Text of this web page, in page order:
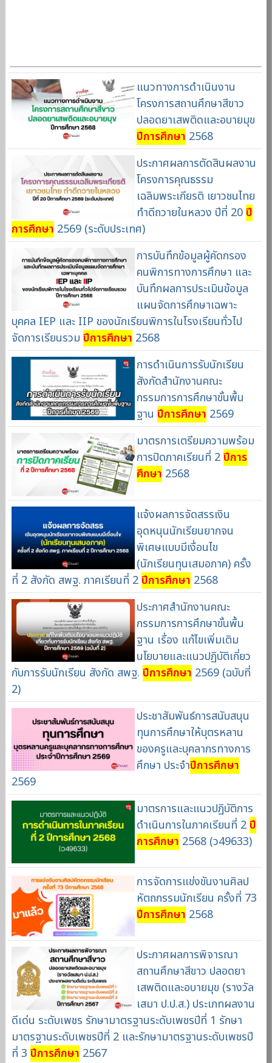
แนวทางการดำเนินงาน
โครงการสถานศึกษาสีขาว
ปลอดยาเสพติดและอบายมุข
ปีการศึกษา 2568
ประกาศผลการตัดสินผลงาน
โครงการคุณธรรม
เฉลิมพระเกียรติ เยาวชนไทย
ทำดีถวายในหลวง ปีที่ 20ปี
การศึกษา 2569 (ระดับประเทศ)
การบันทึกข้อมูลผู้คัดกรอง
คนพิการทางการศึกษา และ
บันทึกผลการประเมินข้อมูล
แผนจัดการศึกษาเฉพาะ
บุคคล IEP และ IIP ของนักเรียนพิการในโรงเรียนทั่วไป
จัดการเรียนรวมปีการศึกษา 2568
การดำเนินการรับนักเรียน
สังกัดสำนักงานคณะ
กรรมการการศึกษาขั้นพื้น
ฐาน ปีการศึกษา 2569
มาตรการเตรียมความพร้อม
การปิดภาคเรียนที่ 2ปีการ
ศึกษา 2568
แจ้งผลการจัดสรรเงิน
อุดหนุนนักเรียนยากจน
พิเศษแบบมีเงื่อนไข
(นักเรียนทุนเสมอภาค) ครั้ง
ที่ 2 สังกัด สพฐ. ภาคเรียนที่ 2ปีการศึกษา 2568
ประกาศสำนักงานคณะ
กรรมการการศึกษาขั้นพื้น
ฐาน เรื่อง แก้ไขเพิ่มเติม
นโยบายและแนวปฏิบัติเกี่ยว
กับการรับนักเรียน สังกัด สพฐ.ปีการศึกษา 2569 (ฉบับที่
2)
ประชาสัมพันธ์การสนับสนุน
ทุนการศึกษาให้บุตรหลาน
ของครูและบุคลากรทางการ
ศึกษา ประจำปีการศึกษา
2569
มาตรการและแนวปฏิบัติการ
ดำเนินการในภาคเรียนที่ 2ปี
การศึกษา 2568 (ว49633)
การจัดการแข่งขันงานศิลป
หัตถกรรมนักเรียน ครั้งที่ 73
ปีการศึกษา 2568
ประกาศผลการพิจารณา
สถานศึกษาสีขาว ปลอดยา
เสพติดและอบายมุข (รางวัล
เสมา ป.ป.ส.) ประเภทผลงาน
ดีเด่น ระดับเพชร รักษามาตรฐานระดับเพชรปีที่ 1 รักษา
มาตรฐานระดับเพชรปีที่ 2 และรักษามาตรฐานระดับเพชรปี
ที่ 3ปีการศึกษา 2567